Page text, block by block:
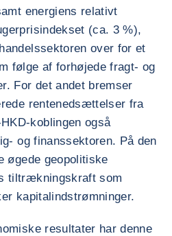
energiens relativt
(ca. 3 %),
over for et
følge af forhøjede fragt- og
For det andet bremser
rentenedsættelser fra
koblingen også
og finanssektoren. På den
øgede geopolitiske
tiltrækningskraft som
kapitalindstrømninger.
resultater har denne